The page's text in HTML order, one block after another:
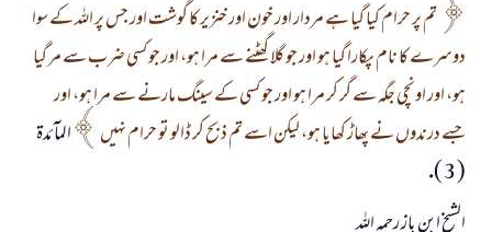
تم پر حرام كيا گيا ہے مردار اور خون اور خنزير كا گوشت اور جس پر اللہ كے سوا
دوسرے كا نام پكارا گيا ہو اور جو گلا گھٹنے سے مرا ہو، اور جو كسى ضرب سے مر گيا
ہو، اور اونچى جگہ سے گر كر مرا ہو اور جو كسى كے سينگ مارنے سے مرا ہو، اور
جسے درندوں نے پھاڑ كھايا ہو، ليكن اسے تم ذبح كر ڈالو تو حرام نہيں
المآئدۃ
( 3 ).